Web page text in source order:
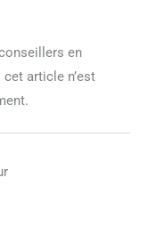
en
article n’est